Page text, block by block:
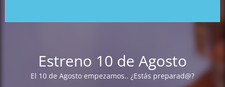
Estreno 10 de Agosto
El 10 de Agosto empezamos.. ¿Estás preparad@?